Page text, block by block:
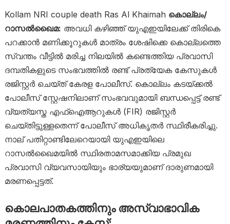
Kollam NRI couple death Ras Al Khaimah കൊല്ലം/
റാസൽഖൈമ: അവധി കഴിഞ്ഞ് യുഎഇയിലേക്ക് തിരികെ
പറക്കാൻ മണിക്കൂറുകൾ മാത്രം ശേഷിക്കെ കൊല്ലത്തെ
സ്വന്തം വീട്ടിൽ മരിച്ച നിലയിൽ കണ്ടെത്തിയ പ്രവാസി
ദമ്പതികളുടെ സംഭവത്തിൽ രണ്ട് പ്രത്യേക കേസുകൾ
രജിസ്റ്റർ ചെയ്ത് കേരള പോലീസ്. കൊല്ലം കടയ്ക്കൽ
പോലീസ് സ്റ്റേഷനിലാണ് സംഭവവുമായി ബന്ധപ്പെട്ട് രണ്ട്
വ്യത്യസ്ത എഫ്ഐആറുകൾ (FIR) രജിസ്റ്റർ
ചെയ്തിട്ടുള്ളതെന്ന് പോലീസ് അധികൃതർ സ്ഥിരീകരിച്ചു.
നാല് പതിറ്റാണ്ടിലേറെയായി യുഎഇയിലെ
റാസൽഖൈമയിൽ സ്ഥിരതാമസമാക്കിയ പ്രമുഖ
പ്രവാസി വ്യവസായിയും ഭാര്യയുമാണ് ദാരുണമായി
മരണപ്പെട്ടത്.
കൊലപാതകത്തിനും അസ്വാഭാവിക